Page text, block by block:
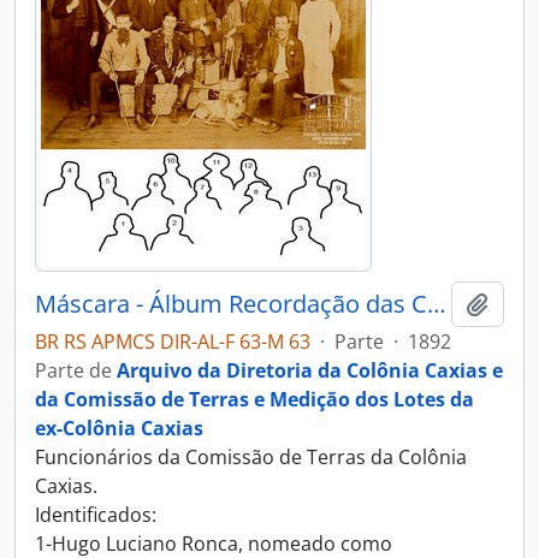
Máscara - Álbum Recordação das Colônias Conde D’Eu, Dona Isabel, Alfredo Chaves, Antonio Prado e Caxias
BR RS APMCS DIR-AL-F 63-M 63 · Parte · 1892
Parte deArquivo da Diretoria da Colônia Caxias e
da Comissão de Terras e Medição dos Lotes da
ex-Colônia Caxias
Funcionários da Comissão de Terras da Colônia
Caxias.
Identificados:
1-Hugo Luciano Ronca, nomeado como